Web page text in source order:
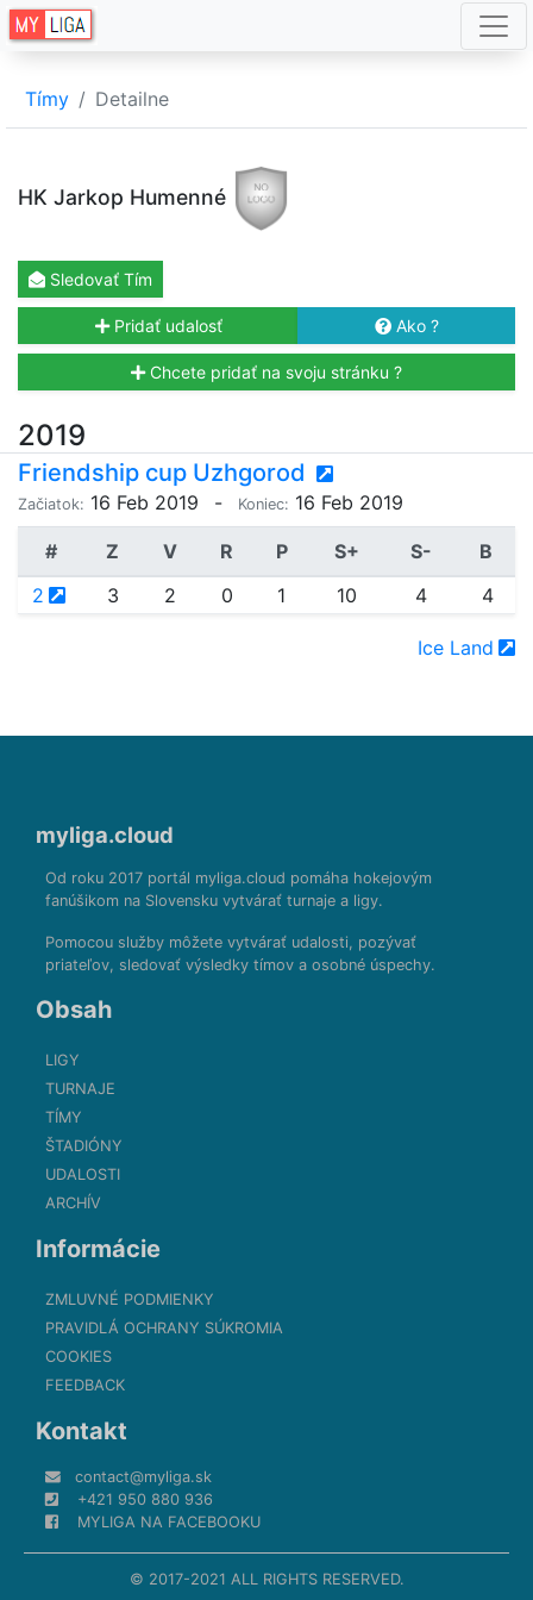
Tímy Detailne
HK Jarkop Humenné
Sledovať Tím
Pridať udalosť Ako ?
Chcete pridať na svoju stránku ?
2019
Friendship cup Uzhgorod
Začiatok: 16 Feb 2019 - Koniec: 16 Feb 2019
# Z V R P S+ S-
B
2
3 2 0 1 10 4 4
Ice Land
myliga.cloud
Od roku 2017 portál myliga.cloud pomáha hokejovým
fanúšikom na Slovensku vytvárať turnaje a ligy.
Pomocou služby môžete vytvárať udalosti, pozývať
priateľov, sledovať výsledky tímov a osobné úspechy.
Obsah
LIGY
TURNAJE
TÍMY
ŠTADIÓNY
UDALOSTI
ARCHÍV
Informácie
ZMLUVNÉ PODMIENKY
PRAVIDLÁ OCHRANY SÚKROMIA
COOKIES
FEEDBACK
Kontakt
contact@myliga.sk
+421 950 880 936
MYLIGA NA FACEBOOKU
© 2017-2021 ALL RIGHTS RESERVED.